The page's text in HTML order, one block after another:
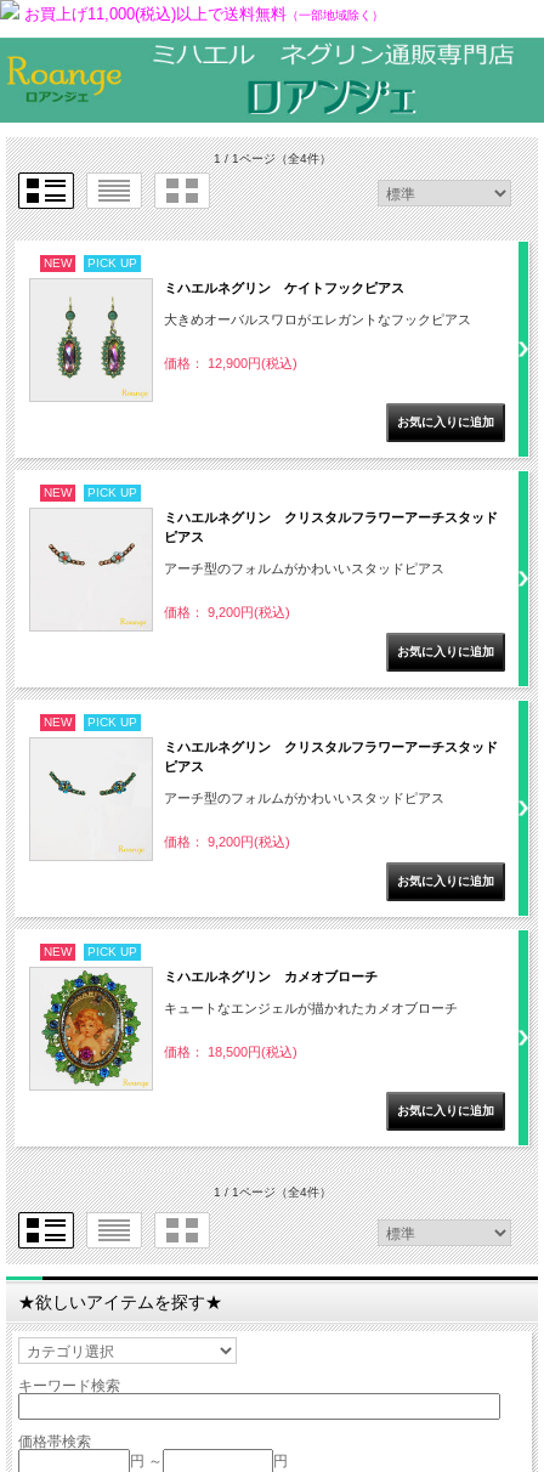
お買上げ11,000(税込)以上で送料無料 （一部地域除く）
1 / 1ページ（全4件）
NEW PICK UP
ミハエルネグリン ケイトフックピアス
大きめオーバルスワロがエレガントなフックピアス
価格： 12,900円(税込)
NEW PICK UP
ミハエルネグリン クリスタルフラワーアーチスタッド
ピアス
アーチ型のフォルムがかわいいスタッドピアス
価格： 9,200円(税込)
NEW PICK UP
ミハエルネグリン クリスタルフラワーアーチスタッド
ピアス
アーチ型のフォルムがかわいいスタッドピアス
価格： 9,200円(税込)
NEW PICK UP
ミハエルネグリン カメオブローチ
キュートなエンジェルが描かれたカメオブローチ
価格： 18,500円(税込)
1 / 1ページ（全4件）
★欲しいアイテムを探す★
キーワード検索
価格帯検索
円 ～
円